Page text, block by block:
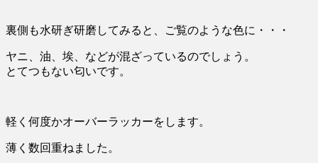
裏側も水研ぎ研磨してみると、ご覧のような色に・・・
ヤニ、油、埃、などが混ざっているのでしょう。
とてつもない匂いです。
軽く何度かオーバーラッカーをします。
薄く数回重ねました。